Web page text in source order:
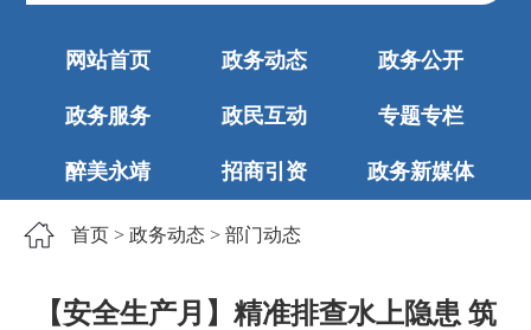
网站首页 政务动态 政务公开
政务服务 政民互动 专题专栏
醉美永靖 招商引资 政务新媒体
首页 > 政务动态 > 部门动态
【安全生产月】精准排查水上隐患 筑